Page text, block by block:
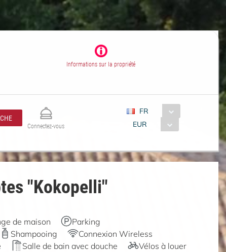
Informations sur la propriété
Connectez-vous
FR
EUR
"Kokopelli"
de maison
Parking
Shampooing
Connexion Wireless
Salle de bain avec douche
Vélos à louer